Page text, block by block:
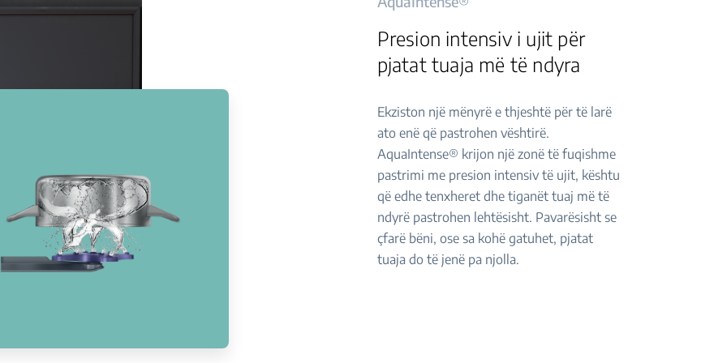
Presion intensiv i ujit për
pjatat tuaja më të ndyra
Ekziston një mënyrë e thjeshtë për të larë
ato enë që pastrohen vështirë.
AquaIntense® krijon një zonë të fuqishme
pastrimi me presion intensiv të ujit, kështu
që edhe tenxheret dhe tiganët tuaj më të
ndyrë pastrohen lehtësisht. Pavarësisht se
çfarë bëni, ose sa kohë gatuhet, pjatat
tuaja do të jenë pa njolla.